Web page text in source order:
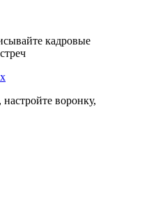
кадровые
воронку,